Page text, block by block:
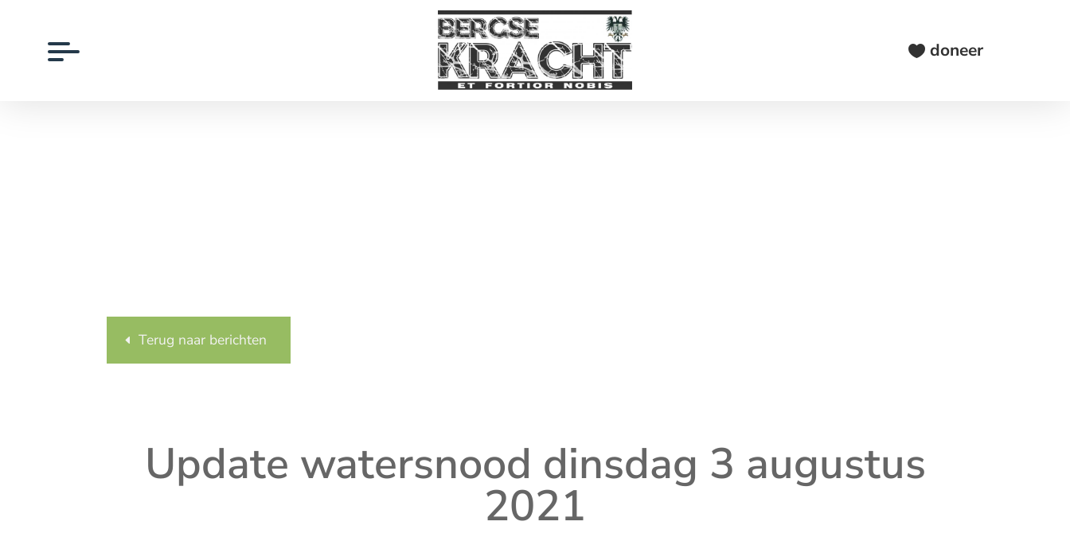
doneer
Terug naar berichten
Update watersnood dinsdag 3 augustus
2021